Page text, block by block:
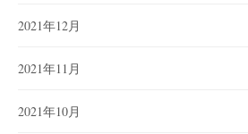
2021年12月
2021年11月
2021年10月